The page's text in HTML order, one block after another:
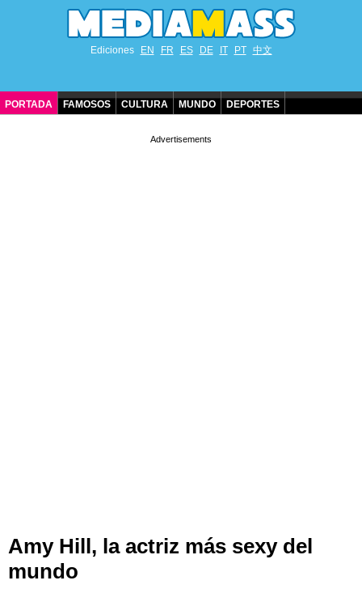
Ediciones EN FR ES DE IT PT 中文
PORTADA FAMOSOS CULTURA MUNDO DEPORTES
Amy Hill, la actriz más sexy del
mundo